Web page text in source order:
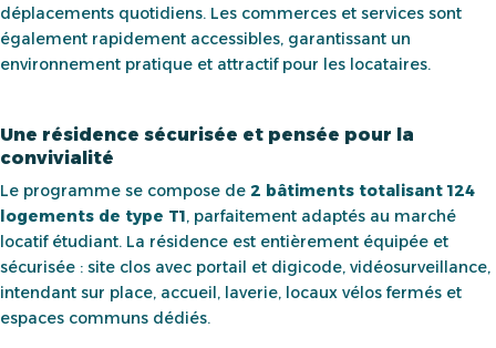
déplacements quotidiens. Les commerces et services sont
également rapidement accessibles, garantissant un
environnement pratique et attractif pour les locataires.
Une résidence sécurisée et pensée pour la
convivialité
Le programme se compose de 2 bâtiments totalisant 124
logements de type T1, parfaitement adaptés au marché
locatif étudiant. La résidence est entièrement équipée et
sécurisée : site clos avec portail et digicode, vidéosurveillance,
intendant sur place, accueil, laverie, locaux vélos fermés et
espaces communs dédiés.